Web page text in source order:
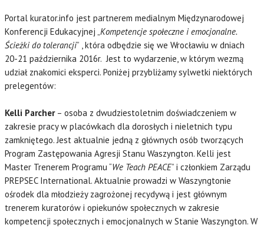
Portal kurator.info jest partnerem medialnym Międzynarodowej
Konferencji Edukacyjnej „Kompetencje społeczne i emocjonalne.
Ścieżki do tolerancji” , która odbędzie się we Wrocławiu w dniach
20-21 października 2016r. Jest to wydarzenie, w którym wezmą
udział znakomici eksperci. Poniżej przybliżamy sylwetki niektórych
prelegentów:
Kelli Parcher– osoba z dwudziestoletnim doświadczeniem w
zakresie pracy w placówkach dla dorosłych i nieletnich typu
zamkniętego. Jest aktualnie jedną z głównych osób tworzących
Program Zastępowania Agresji Stanu Waszyngton. Kelli jest
Master Trenerem Programu “We Teach PEACE” i członkiem Zarządu
PREPSEC International. Aktualnie prowadzi w Waszyngtonie
ośrodek dla młodzieży zagrożonej recydywą i jest głównym
trenerem kuratorów i opiekunów społecznych w zakresie
kompetencji społecznych i emocjonalnych w Stanie Waszyngton. W